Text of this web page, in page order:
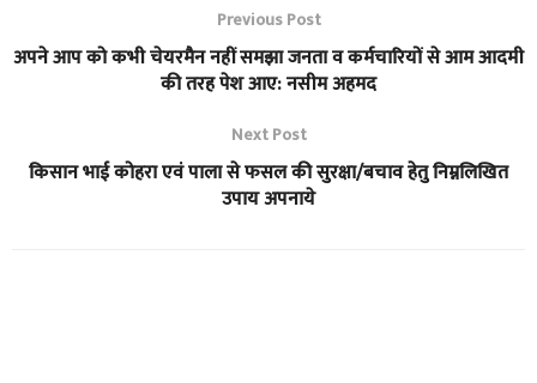
Previous Post
अपने आप को कभी चेयरमैन नहीं समझा जनता व कर्मचारियों से आम आदमी
की तरह पेश आए: नसीम अहमद
Next Post
किसान भाई कोहरा एवं पाला से फसल की सुरक्षा/बचाव हेतु निम्नलिखित
उपाय अपनाये